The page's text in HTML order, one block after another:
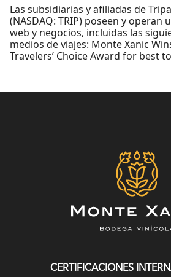
Las subsidiarias y afiliadas de
(NASDAQ: TRIP) poseen y operan
web y negocios, incluidas las
medios de viajes: Monte Xanic
Travelers’ Choice Award for best
CERTIFICACIONES